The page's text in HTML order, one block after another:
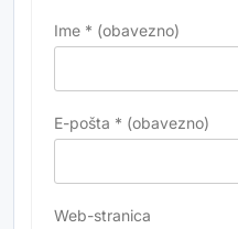
Ime * (obavezno)
E-pošta * (obavezno)
Web-stranica